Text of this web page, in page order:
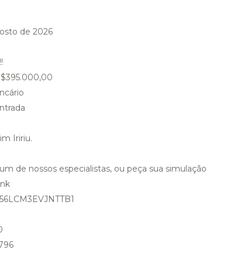
de 2026
Iririu.
de nossos especialistas, ou peça sua simulação